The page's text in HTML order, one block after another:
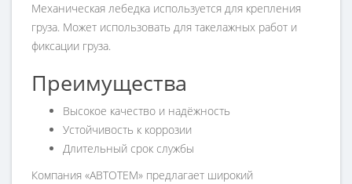
Механическая лебедка используется для крепления
груза. Может использовать для такелажных работ и
фиксации груза.
Преимущества
Высокое качество и надёжность
Устойчивость к коррозии
Длительный срок службы
Компания «АВТОТЕМ» предлагает широкий